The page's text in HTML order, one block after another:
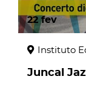
22 fev
Instituto
Juncal